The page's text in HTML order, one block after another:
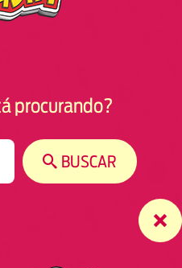
procurando?
BUSCAR